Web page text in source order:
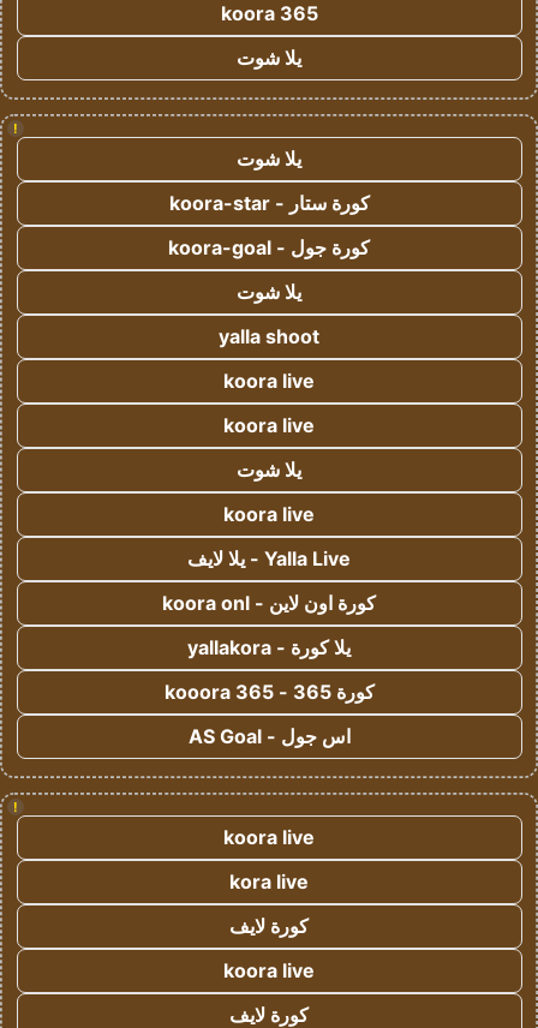
koora 365
يلا شوت
!
يلا شوت
كورة ستار - koora-star
كورة جول - koora-goal
يلا شوت
yalla shoot
koora live
koora live
يلا شوت
koora live
Yalla Live - يلا لايف
كورة اون لاين - koora onl
يلا كورة - yallakora
كورة 365 - kooora 365
اس جول - AS Goal
!
koora live
kora live
كورة لايف
koora live
كورة لايف